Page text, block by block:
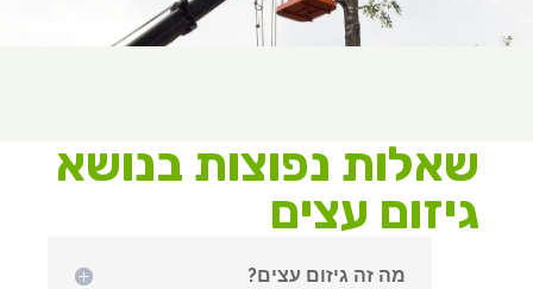
שאלות נפוצות בנושא
גיזום עצים
מה זה גיזום עצים?